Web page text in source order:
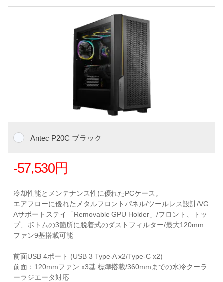
Antec P20C ブラック
-57,530円
冷却性能とメンテナンス性に優れたPCケース。
エアフローに優れたメタルフロントパネル/ツールレス設計/VG
Aサポートステイ「Removable GPU Holder」/フロント、トッ
プ、ボトムの3箇所に脱着式のダストフィルター/最大120mm
ファン9基搭載可能
前面USB 4ポート (USB 3 Type-A x2/Type-C x2)
前面：120mmファン x3基 標準搭載/360mmまでの水冷クーラ
ーラジエータ対応